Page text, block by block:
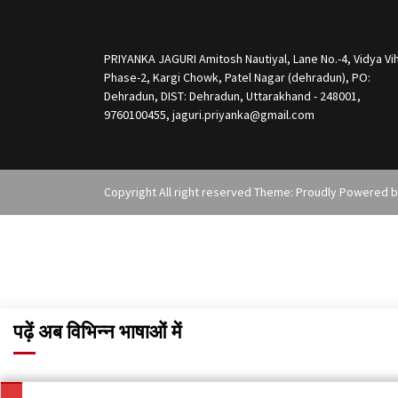
PRIYANKA JAGURI Amitosh Nautiyal, Lane No.-4, Vidya
Phase-2, Kargi Chowk, Patel Nagar (dehradun), PO:
Dehradun, DIST: Dehradun, Uttarakhand - 248001,
9760100455, jaguri.priyanka@gmail.com
Copyright All right reserved Theme: Proudly Powered
पढ़ें अब विभिन्न भाषाओं में